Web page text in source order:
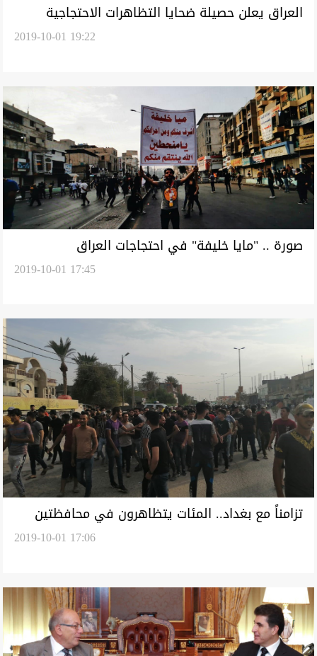
العراق يعلن حصيلة ضحايا التظاهرات الاحتجاجية
2019-10-01 19:22
صورة .. "مايا خليفة" في احتجاجات العراق
2019-10-01 17:45
تزامناً مع بغداد.. المئات يتظاهرون في محافظتين
2019-10-01 17:06